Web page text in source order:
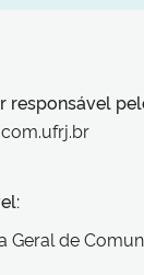
responsável
Geral de